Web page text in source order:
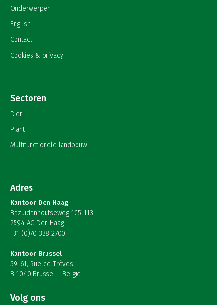
Onderwerpen
English
Contact
Cookies & privacy
Sectoren
Dier
Plant
Multifunctionele landbouw
Adres
Kantoor Den Haag
Bezuidenhoutseweg 105-113
2594 AC Den Haag
+31 (0)70 338 2700
Kantoor Brussel
59-61, Rue de Trèves
B-1040 Brussel – België
Volg ons